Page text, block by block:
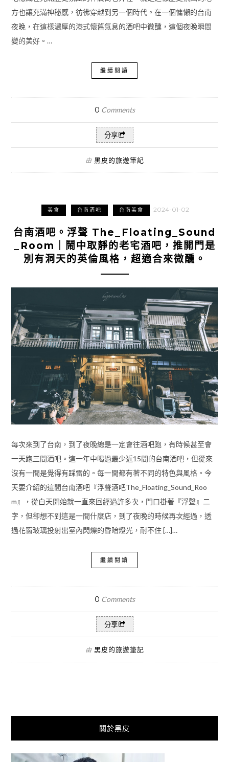
方也讓充滿神秘感，彷彿穿越到另一個時代。在一個慵懶的台南
夜晚，在這樣濃厚的港式懷舊氣息的酒吧中微醺，這個夜晚瞬間
變的美好。…
繼續閱讀
0 Comments
分享
由 黑皮的旅遊筆記
美食 台南酒吧 台南美食 2024-01-02
台南酒吧。浮聲 The_Floating_Sound
_Room｜鬧中取靜的老宅酒吧，推開門是
別有洞天的英倫風格，超適合來微醺。
每次來到了台南，到了夜晚總是一定會往酒吧跑，有時候甚至會
一天跑三間酒吧。這一年中喝過最少近15間的台南酒吧，但從來
沒有一間是覺得有踩雷的。每一間都有著不同的特色與風格。今
天要介紹的這間台南酒吧『浮聲酒吧The_Floating_Sound_Roo
m』，從白天開始就一直來回經過許多次，門口掛著『浮聲』二
字，但卻想不到這是一間什麼店，到了夜晚的時候再次經過，透
過花窗玻璃投射出室內閃爍的昏暗燈光，耐不住 […]…
繼續閱讀
0 Comments
分享
由 黑皮的旅遊筆記
關於黑皮